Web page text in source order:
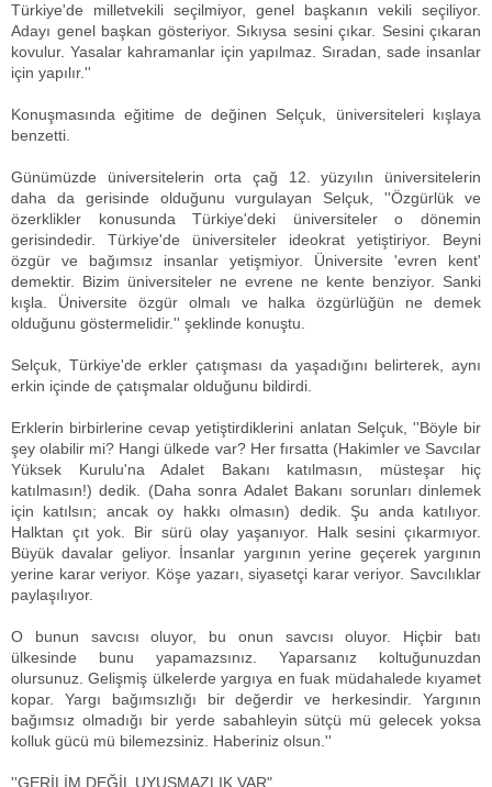
Türkiye'de milletvekili seçilmiyor, genel başkanın vekili seçiliyor.
Adayı genel başkan gösteriyor. Sıkıysa sesini çıkar. Sesini çıkaran
kovulur. Yasalar kahramanlar için yapılmaz. Sıradan, sade insanlar
için yapılır.''
Konuşmasında eğitime de değinen Selçuk, üniversiteleri kışlaya
benzetti.
Günümüzde üniversitelerin orta çağ 12. yüzyılın üniversitelerin
daha da gerisinde olduğunu vurgulayan Selçuk, ''Özgürlük ve
özerklikler konusunda Türkiye'deki üniversiteler o dönemin
gerisindedir. Türkiye'de üniversiteler ideokrat yetiştiriyor. Beyni
özgür ve bağımsız insanlar yetişmiyor. Üniversite 'evren kent'
demektir. Bizim üniversiteler ne evrene ne kente benziyor. Sanki
kışla. Üniversite özgür olmalı ve halka özgürlüğün ne demek
olduğunu göstermelidir.'' şeklinde konuştu.
Selçuk, Türkiye'de erkler çatışması da yaşadığını belirterek, aynı
erkin içinde de çatışmalar olduğunu bildirdi.
Erklerin birbirlerine cevap yetiştirdiklerini anlatan Selçuk, ''Böyle bir
şey olabilir mi? Hangi ülkede var? Her fırsatta (Hakimler ve Savcılar
Yüksek Kurulu'na Adalet Bakanı katılmasın, müsteşar hiç
katılmasın!) dedik. (Daha sonra Adalet Bakanı sorunları dinlemek
için katılsın; ancak oy hakkı olmasın) dedik. Şu anda katılıyor.
Halktan çıt yok. Bir sürü olay yaşanıyor. Halk sesini çıkarmıyor.
Büyük davalar geliyor. İnsanlar yargının yerine geçerek yargının
yerine karar veriyor. Köşe yazarı, siyasetçi karar veriyor. Savcılıklar
paylaşılıyor.
O bunun savcısı oluyor, bu onun savcısı oluyor. Hiçbir batı
ülkesinde bunu yapamazsınız. Yaparsanız koltuğunuzdan
olursunuz. Gelişmiş ülkelerde yargıya en fuak müdahalede kıyamet
kopar. Yargı bağımsızlığı bir değerdir ve herkesindir. Yargının
bağımsız olmadığı bir yerde sabahleyin sütçü mü gelecek yoksa
kolluk gücü mü bilemezsiniz. Haberiniz olsun.''
''GERİLİM DEĞİL UYUŞMAZLIK VAR"